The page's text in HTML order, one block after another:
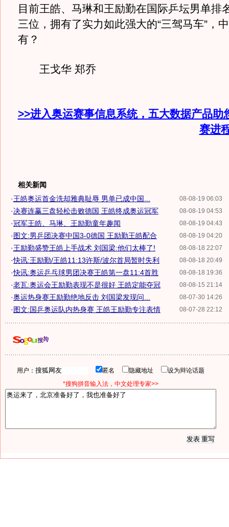
目前王皓、马琳和王励勤在国际乒坛男单排
三位，拥有了实力如此强大的“三驾马车”，
有？
王戈华 郑乔
>>进入奥运赛事信息系统，五大数据产品助
赛进
相关新闻
08-08-19 06:03
·王皓奥运首金洗却雅典耻辱 男单已成中国...
08-08-19 04:53
·决赛连赢三盘轻松击败德国 王皓终成奥运冠军
08-08-19 04:43
·冠军王皓、马琳、王励勤童年趣闻
08-08-19 04:20
·图文:男乒团决赛中国3-0德国 王励勤王皓配合
08-08-18 22:07
·王励勤盛赞王皓上手战术 刘国梁:他们太棒了!
08-08-18 20:49
·快讯:王励勤/王皓11:13许斯/波尔首局暂时失利
08-08-18 19:36
·快讯:奥运乒乓球男团决赛王皓第一盘11:4首胜
08-08-15 21:14
·老瓦:奥运会王励勤表现不是很好 王皓定能夺冠
08-07-30 14:26
·奥运热身赛王励勤绝地反击 刘国梁发现问...
08-07-28 22:12
·图文:国乒奥运队内热身赛 王皓王励勤专注表情
用户： 匿名 隐藏地址
设为辩论话题
*搜狗拼音输入法，中文处理专家>>